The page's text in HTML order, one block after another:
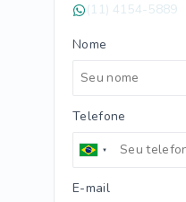
(11) 4154-5889
Nome
Telefone
E-mail